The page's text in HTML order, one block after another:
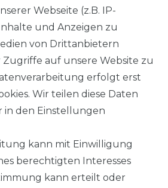
Webseite (z.B. IP-
und Anzeigen zu
von Drittanbietern
auf unsere Website zu
erfolgt erst
Wir teilen diese Daten
in den Einstellungen
kann mit Einwilligung
berechtigten Interesses
kann erteilt oder